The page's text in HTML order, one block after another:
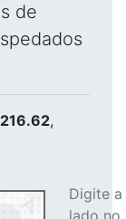
de
,
Digite
lado no